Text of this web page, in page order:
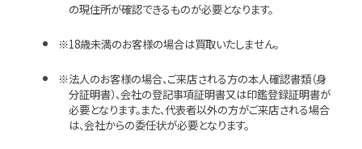
の現住所が確認できるものが必要となります。
18歳未満のお客様の場合は買取いたしません。
法人のお客様の場合、ご来店される方の本人確認書類（身
分証明書）、会社の登記事項証明書又は印鑑登録証明書が
必要となります。また、代表者以外の方がご来店される場合
は、会社からの委任状が必要となります。